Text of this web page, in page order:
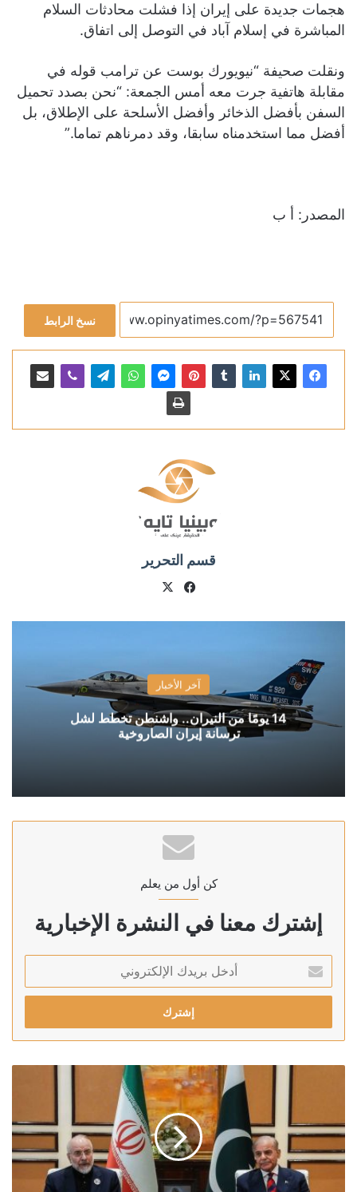
هجمات جديدة على إيران إذا فشلت محادثات السلام
المباشرة في إسلام آباد في التوصل إلى اتفاق.
ونقلت صحيفة “نيويورك بوست عن ترامب قوله في
مقابلة هاتفية جرت معه أمس الجمعة: “نحن بصدد تحميل
السفن بأفضل الذخائر وأفضل الأسلحة على الإطلاق، بل
أفضل مما استخدمناه سابقا، وقد دمرناهم تماما.”
المصدر: أ ب
نسخ الرابط
قسم التحرير
فيسبوك
آخر الأخبار
14 يومًا من النيران.. واشنطن تخطط لشل
ترسانة إيران الصاروخية
كن أول من يعلم
إشترك معنا في النشرة الإخبارية
بريدك
الإلكتروني